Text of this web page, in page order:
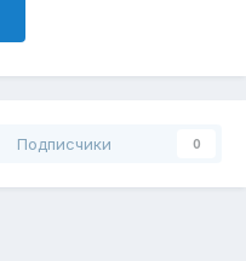
Подписчики 0